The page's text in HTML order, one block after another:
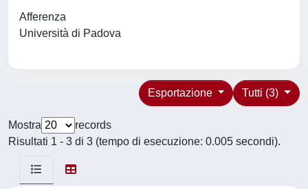
Afferenza
Università di Padova
Tutti (3)
Esportazione
Mostra
records
Risultati 1 - 3 di 3 (tempo di esecuzione: 0.005 secondi).